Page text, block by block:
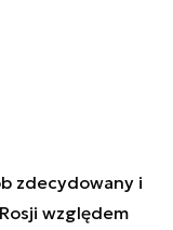
zdecydowany i
względem